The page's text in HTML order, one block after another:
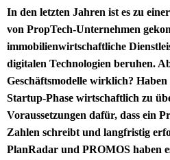
In den letzten Jahren ist es zu
von PropTech-Unternehmen
immobilienwirtschaftliche
digitalen Technologien beruhen.
Geschäftsmodelle wirklich? Haben
Startup-Phase wirtschaftlich zu
Voraussetzungen dafür, dass ein
Zahlen schreibt und langfristig
PlanRadar und PROMOS haben